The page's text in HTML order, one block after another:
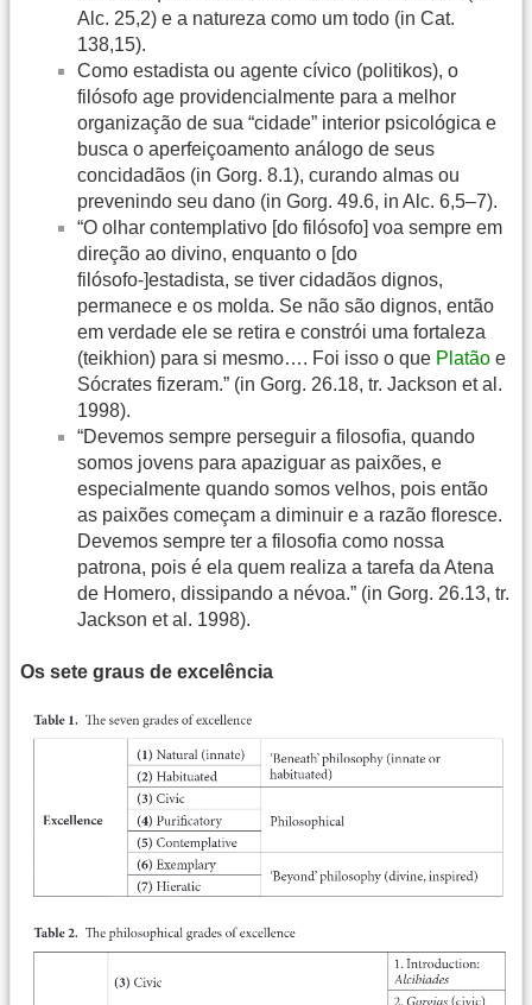
Alc. 25,2) e a natureza como um todo (in Cat.
138,15).
Como estadista ou agente cívico (politikos), o
filósofo age providencialmente para a melhor
organização de sua “cidade” interior psicológica e
busca o aperfeiçoamento análogo de seus
concidadãos (in Gorg. 8.1), curando almas ou
prevenindo seu dano (in Gorg. 49.6, in Alc. 6,5–7).
“O olhar contemplativo [do filósofo] voa sempre em
direção ao divino, enquanto o [do
filósofo-]estadista, se tiver cidadãos dignos,
permanece e os molda. Se não são dignos, então
em verdade ele se retira e constrói uma fortaleza
(teikhion) para si mesmo…. Foi isso o que Platão e
Sócrates fizeram.” (in Gorg. 26.18, tr. Jackson et al.
1998).
“Devemos sempre perseguir a filosofia, quando
somos jovens para apaziguar as paixões, e
especialmente quando somos velhos, pois então
as paixões começam a diminuir e a razão floresce.
Devemos sempre ter a filosofia como nossa
patrona, pois é ela quem realiza a tarefa da Atena
de Homero, dissipando a névoa.” (in Gorg. 26.13, tr.
Jackson et al. 1998).
Os sete graus de excelência